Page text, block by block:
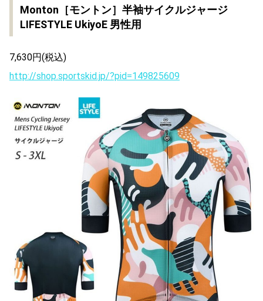
Monton［モントン］半袖サイクルジャージ
LIFESTYLE UkiyoE 男性用
7,630円(税込)
http://shop.sportskid.jp/?pid=149825609